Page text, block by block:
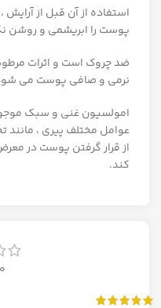
استفاده از آن قبل از
پوست را ابریشمی و روشن
ضد چروک است و اثرات
نرمی و صافی پوست می
امولسیون غنی و سبک
عوامل مختلف پیری ، مانند
از قرار گرفتن پوست در
کند.
0 دیدگاه